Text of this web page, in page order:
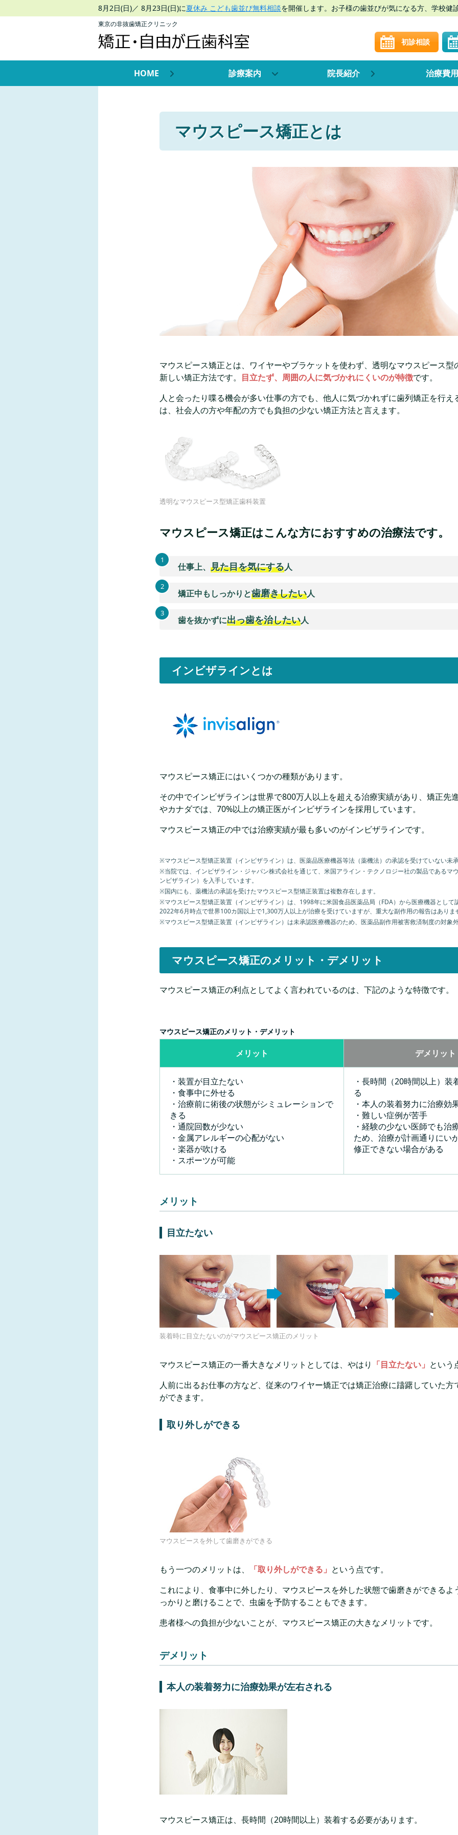
8月2日(日)／ 8月23日(日)に夏休み こども歯並び無料相談を開催します。お子様の歯並びが気になる方、学校健
東京の非抜歯矯正クリニック
初診相談
HOME 診療案内 院長紹介 治療費用
マウスピース矯正とは
マウスピース矯正とは、ワイヤーやブラケットを使わず、透明なマウスピース型
新しい矯正方法です。 目立たず、周囲の人に気づかれにくいのが特徴です。
人と会ったり喋る機会が多い仕事の方でも、他人に気づかれずに歯列矯正を行え
は、社会人の方や年配の方でも負担の少ない矯正方法と言えます。
透明なマウスピース型矯正歯科装置
マウスピース矯正はこんな方におすすめの治療法です。
1
仕事上、 見た目を気にする人
2
矯正中もしっかりと歯磨きしたい人
3
歯を抜かずに出っ歯を治したい人
インビザラインとは
マウスピース矯正にはいくつかの種類があります。
その中でインビザラインは世界で800万人以上を超える治療実績があり、矯正先
やカナダでは、70%以上の矯正医がインビザラインを採用しています。
マウスピース矯正の中では治療実績が最も多いのがインビザラインです。
※マウスピース型矯正装置（インビザライン）は、医薬品医療機器等法（薬機法）の承認を受けていない未
※当院では、インビザライン・ジャパン株式会社を通じて、米国アライン・テクノロジー社の製品であるマ
ンビザライン）を入手しています。
※国内にも、薬機法の承認を受けたマウスピース型矯正装置は複数存在します。
※マウスピース型矯正装置（インビザライン）は、1998年に米国食品医薬品局（FDA）から医療機器として
2022年6月時点で世界100カ国以上で1,300万人以上が治療を受けていますが、重大な副作用の報告はありま
※マウスピース型矯正装置（インビザライン）は未承認医療機器のため、医薬品副作用被害救済制度の対象
マウスピース矯正のメリット・デメリット
マウスピース矯正の利点としてよく言われているのは、下記のような特徴です。
マウスピース矯正のメリット・デメリット
メリット デメリット
・装置が目立たない
・食事中に外せる
・治療前に術後の状態がシミュレーションで
きる
・通院回数が少ない
・金属アレルギーの心配がない
・楽器が吹ける
・スポーツが可能
・長時間（20時間以上）装
る
・本人の装着努力に治療効
・難しい症例が苦手
・経験の少ない医師でも治
ため、治療が計画通りにい
修正できない場合がある
メリット
目立たない
装着時に目立たないのがマウスピース矯正のメリット
マウスピース矯正の一番大きなメリットとしては、やはり 「目立たない」 という
人前に出るお仕事の方など、従来のワイヤー矯正では矯正治療に躊躇していた方
ができます。
取り外しができる
マウスピースを外して歯磨きができる
もう一つのメリットは、 「取り外しができる」 という点です。
これにより、食事中に外したり、マウスピースを外した状態で歯磨きができるよ
っかりと磨けることで、虫歯を予防することもできます。
患者様への負担が少ないことが、マウスピース矯正の大きなメリットです。
デメリット
本人の装着努力に治療効果が左右される
マウスピース矯正は、長時間（20時間以上）装着する必要があります。